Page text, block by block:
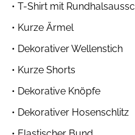
• T-Shirt mit
• Kurze Ärmel
• Dekorativer Wellenstich
• Kurze Shorts
• Dekorative Knöpfe
• Dekorativer Hosenschlitz